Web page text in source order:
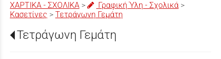
ΧΑΡΤΙΚΑ - ΣΧΟΛΙΚΑ > Γραφική Ύλη - Σχολικά >
Κασετίνες > Τετράγωνη Γεμάτη
Τετράγωνη Γεμάτη